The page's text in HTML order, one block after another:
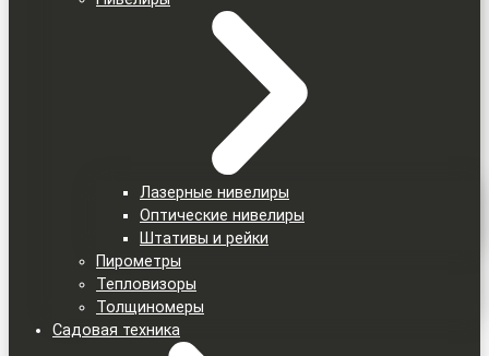
Лазерные нивелиры
Оптические нивелиры
Штативы и рейки
Пирометры
Тепловизоры
Толщиномеры
Садовая техника